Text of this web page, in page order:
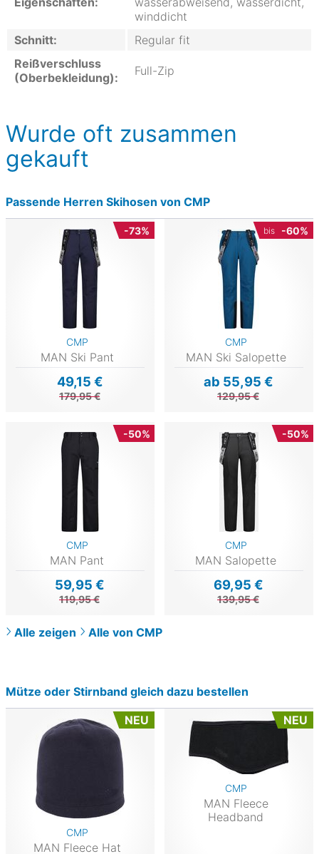
winddicht
Schnitt:
Regular fit
Reißverschluss
(Oberbekleidung):
Full-Zip
Wurde oft zusammen
gekauft
Passende Herren Skihosen von CMP
-73%
CMP
MAN Ski Pant
49,15 €
179,95 €
bis -60%
CMP
MAN Ski Salopette
ab 55,95 €
129,95 €
-50%
CMP
MAN Pant
59,95 €
119,95 €
-50%
CMP
MAN Salopette
69,95 €
139,95 €
Alle zeigen Alle von CMP
Mütze oder Stirnband gleich dazu bestellen
NEU
CMP
MAN Fleece Hat
NEU
CMP
MAN Fleece
Headband